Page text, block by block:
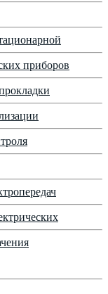
приборов